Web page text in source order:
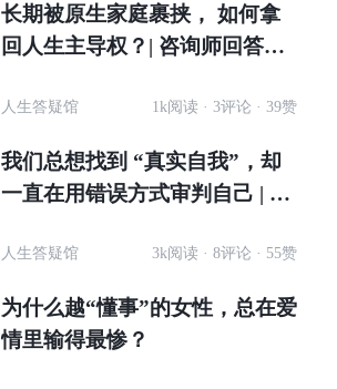
长期被原生家庭裹挟， 如何拿
回人生主导权？| 咨询师回答精
人生答疑馆 1k阅读 · 3评论 · 39赞
我们总想找到 “真实自我”，却
一直在用错误方式审判自己 | 咨
人生答疑馆 3k阅读 · 8评论 · 55赞
为什么越“懂事”的女性，总在爱
情里输得最惨？